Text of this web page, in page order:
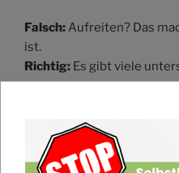
Falsch: Aufreiten? Das
ist.
Richtig: Es gibt viele
Aufreiten.
Aufreiten gehört zu den
des Hundes. Es gibt viele
Aufreiten, jedoch wissen